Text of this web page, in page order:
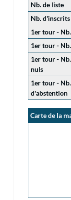
Nb. de liste
Nb. d'inscrits
1er tour -
1er tour -
1er tour -
nuls
1er tour - Nb.
d'abstention
Carte de la